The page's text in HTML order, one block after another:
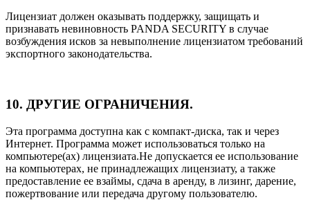
Лицензиат должен оказывать поддержку, защищать и
признавать невиновность PANDA SECURITY в случае
возбуждения исков за невыполнение лицензиатом требований
экспортного законодательства.
10. ДРУГИЕ ОГРАНИЧЕНИЯ.
Эта программа доступна как с компакт-диска, так и через
Интернет. Программа может использоваться только на
компьютере(ах) лицензиата.Не допускается ее использование
на компьютерах, не принадлежащих лицензиату, а также
предоставление ее взаймы, сдача в аренду, в лизинг, дарение,
пожертвование или передача другому пользователю.